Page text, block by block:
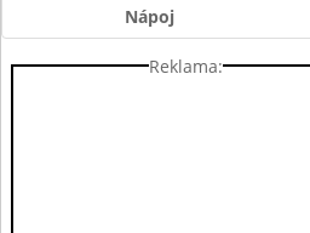
Nápoj
Reklama: